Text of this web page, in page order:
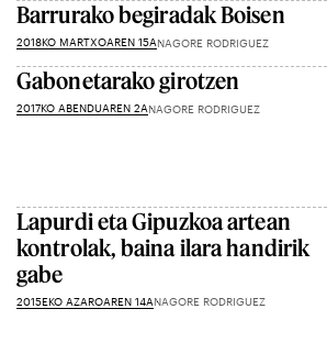
Barrurako begiradak Boisen
2018KO MARTXOAREN 15ANAGORE RODRIGUEZ
Gabonetarako girotzen
2017KO ABENDUAREN 2ANAGORE RODRIGUEZ
Lapurdi eta Gipuzkoa artean
kontrolak, baina ilara handirik
gabe
2015EKO AZAROAREN 14ANAGORE RODRIGUEZ